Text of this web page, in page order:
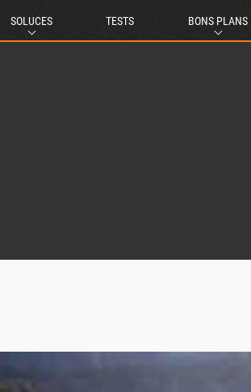
SOLUCES TESTS BONS PLANS